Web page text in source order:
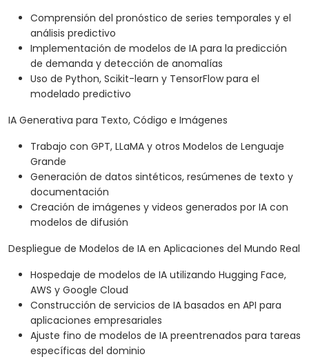
Comprensión del pronóstico de series temporales y el
análisis predictivo
Implementación de modelos de IA para la predicción
de demanda y detección de anomalías
Uso de Python, Scikit-learn y TensorFlow para el
modelado predictivo
IA Generativa para Texto, Código e Imágenes
Trabajo con GPT, LLaMA y otros Modelos de Lenguaje
Grande
Generación de datos sintéticos, resúmenes de texto y
documentación
Creación de imágenes y videos generados por IA con
modelos de difusión
Despliegue de Modelos de IA en Aplicaciones del Mundo Real
Hospedaje de modelos de IA utilizando Hugging Face,
AWS y Google Cloud
Construcción de servicios de IA basados en API para
aplicaciones empresariales
Ajuste fino de modelos de IA preentrenados para tareas
específicas del dominio